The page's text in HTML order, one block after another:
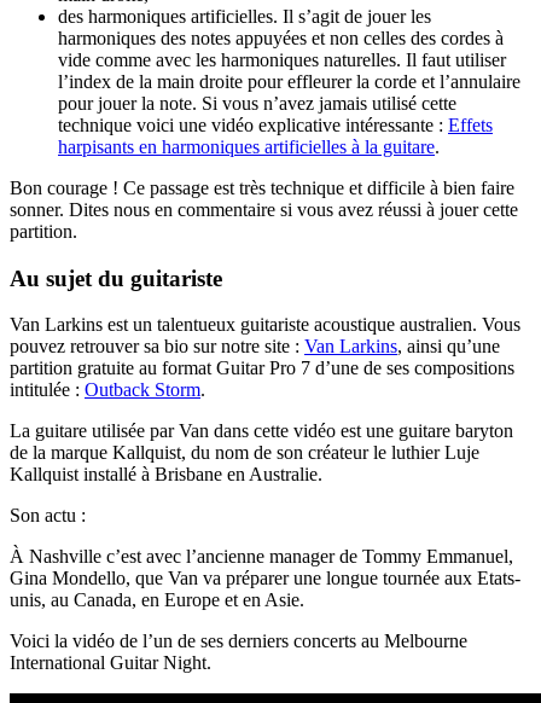
des harmoniques artificielles. Il s’agit de jouer les
harmoniques des notes appuyées et non celles des cordes à
vide comme avec les harmoniques naturelles. Il faut utiliser
l’index de la main droite pour effleurer la corde et l’annulaire
pour jouer la note. Si vous n’avez jamais utilisé cette
technique voici une vidéo explicative intéressante : Effets
harpisants en harmoniques artificielles à la guitare.
Bon courage ! Ce passage est très technique et difficile à bien faire
sonner. Dites nous en commentaire si vous avez réussi à jouer cette
partition.
Au sujet du guitariste
Van Larkins est un talentueux guitariste acoustique australien. Vous
pouvez retrouver sa bio sur notre site : Van Larkins, ainsi qu’une
partition gratuite au format Guitar Pro 7 d’une de ses compositions
intitulée : Outback Storm.
La guitare utilisée par Van dans cette vidéo est une guitare baryton
de la marque Kallquist, du nom de son créateur le luthier Luje
Kallquist installé à Brisbane en Australie.
Son actu :
À Nashville c’est avec l’ancienne manager de Tommy Emmanuel,
Gina Mondello, que Van va préparer une longue tournée aux Etats-
unis, au Canada, en Europe et en Asie.
Voici la vidéo de l’un de ses derniers concerts au Melbourne
International Guitar Night.